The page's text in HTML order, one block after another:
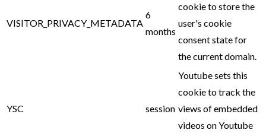
VISITOR_PRIVACY_METADATA
6
months
cookie to store the
user's cookie
consent state for
the current domain.
YSC session
Youtube sets this
cookie to track the
views of embedded
videos on Youtube